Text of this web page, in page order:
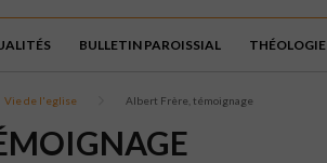
BULLETIN PAROISSIAL THÉOLOGIE
Vie de l'eglise Albert Frère, témoignage